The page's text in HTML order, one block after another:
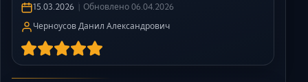
15.03.2026
Обновлено 06.04.2026
Черноусов Данил Александрович